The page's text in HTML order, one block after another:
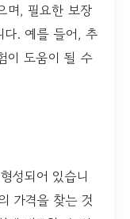
며, 필요한 보장
다. 예를 들어, 추
이 도움이 될 수
성되어 있습니
가격을 찾는 것